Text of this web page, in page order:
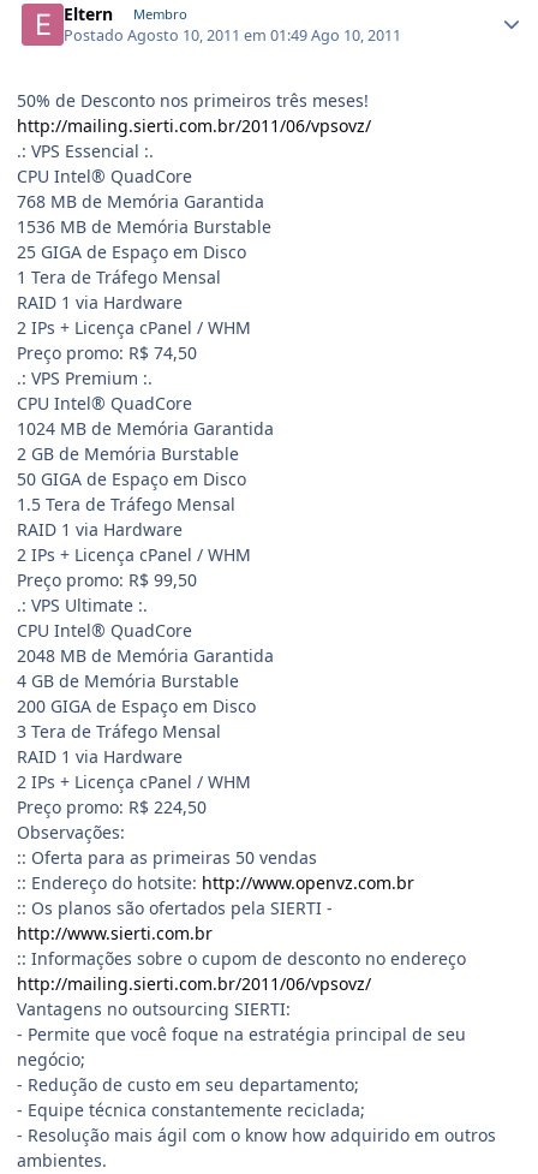
Eltern Membro
PostadoAgosto 10, 2011 em 01:49Ago 10, 2011
50% de Desconto nos primeiros três meses!
http://mailing.sierti.com.br/2011/06/vpsovz/
.: VPS Essencial :.
CPU Intel® QuadCore
768 MB de Memória Garantida
1536 MB de Memória Burstable
25 GIGA de Espaço em Disco
1 Tera de Tráfego Mensal
RAID 1 via Hardware
2 IPs + Licença cPanel / WHM
Preço promo: R$ 74,50
.: VPS Premium :.
CPU Intel® QuadCore
1024 MB de Memória Garantida
2 GB de Memória Burstable
50 GIGA de Espaço em Disco
1.5 Tera de Tráfego Mensal
RAID 1 via Hardware
2 IPs + Licença cPanel / WHM
Preço promo: R$ 99,50
.: VPS Ultimate :.
CPU Intel® QuadCore
2048 MB de Memória Garantida
4 GB de Memória Burstable
200 GIGA de Espaço em Disco
3 Tera de Tráfego Mensal
RAID 1 via Hardware
2 IPs + Licença cPanel / WHM
Preço promo: R$ 224,50
Observações:
:: Oferta para as primeiras 50 vendas
:: Endereço do hotsite: http://www.openvz.com.br
:: Os planos são ofertados pela SIERTI -
http://www.sierti.com.br
:: Informações sobre o cupom de desconto no endereço
http://mailing.sierti.com.br/2011/06/vpsovz/
Vantagens no outsourcing SIERTI:
- Permite que você foque na estratégia principal de seu
negócio;
- Redução de custo em seu departamento;
- Equipe técnica constantemente reciclada;
- Resolução mais ágil com o know how adquirido em outros
ambientes.